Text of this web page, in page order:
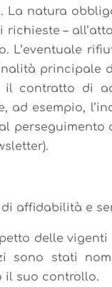
La natura
–
L’eventuale
principale
il contratto di
ad esempio,
affidabilità e
delle
stati
il suo controllo.